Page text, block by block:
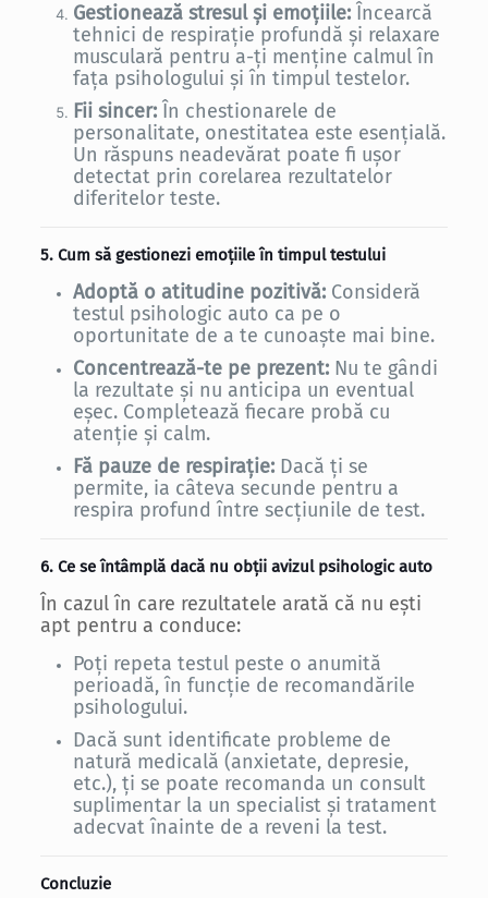
Gestionează stresul și emoțiile:Încearcă
tehnici de respirație profundă și relaxare
musculară pentru a-ți menține calmul în
fața psihologului și în timpul testelor.
Fii sincer:În chestionarele de
personalitate, onestitatea este esențială.
Un răspuns neadevărat poate fi ușor
detectat prin corelarea rezultatelor
diferitelor teste.
5. Cum să gestionezi emoțiile în timpul testului
Adoptă o atitudine pozitivă:Consideră
testul psihologic auto ca pe o
oportunitate de a te cunoaște mai bine.
Concentrează-te pe prezent:Nu te gândi
la rezultate și nu anticipa un eventual
eșec. Completează fiecare probă cu
atenție și calm.
Fă pauze de respirație:Dacă ți se
permite, ia câteva secunde pentru a
respira profund între secțiunile de test.
6. Ce se întâmplă dacă nu obții avizul psihologic auto
În cazul în care rezultatele arată că nu ești
apt pentru a conduce:
Poți repeta testul peste o anumită
perioadă, în funcție de recomandările
psihologului.
Dacă sunt identificate probleme de
natură medicală (anxietate, depresie,
etc.), ți se poate recomanda un consult
suplimentar la un specialist și tratament
adecvat înainte de a reveni la test.
Concluzie